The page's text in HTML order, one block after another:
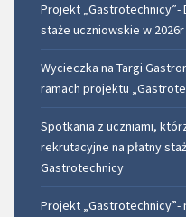
Projekt „Gastrotechnicy”-
staże uczniowskie w 2026r
Wycieczka na Targi
ramach projektu
Spotkania z uczniami,
rekrutacyjne na płatny
Gastrotechnicy
Projekt „Gastrotechnicy”-